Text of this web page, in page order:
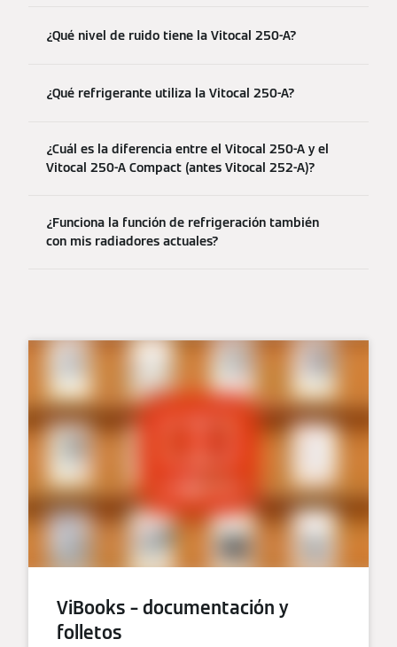
¿Qué nivel de ruido tiene la Vitocal 250-A?
¿Qué refrigerante utiliza la Vitocal 250-A?
¿Cuál es la diferencia entre el Vitocal 250-A y el
Vitocal 250-A Compact (antes Vitocal 252-A)?
¿Funciona la función de refrigeración también
con mis radiadores actuales?
ViBooks – documentación y
folletos